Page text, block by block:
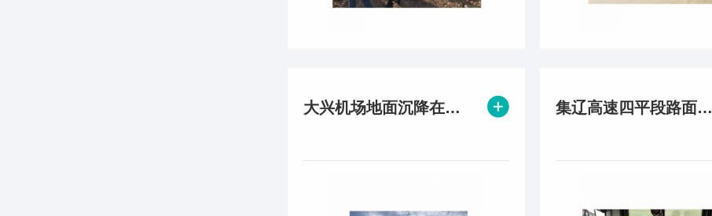
大兴机场地面沉降在线监测项目 集辽高速四平段路面信息化项目